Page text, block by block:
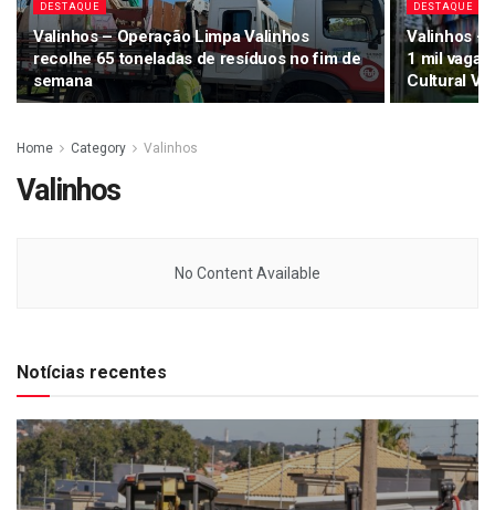
DESTAQUE
Valinhos – Operação Limpa Valinhos
recolhe 65 toneladas de resíduos no fim de
semana
DESTAQUE
Valinhos –
1 mil
Cultural
Home Category Valinhos
Valinhos
No Content Available
Notícias recentes